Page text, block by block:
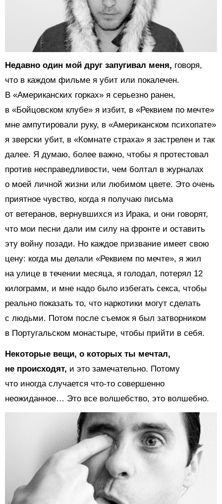
Недавно один мой друг запугивал меня, говоря,
что в каждом фильме я убит или покалечен.
В «Американских горках» я серьезно ранен,
в «Бойцовском клубе» я избит, в «Реквием по мечте»
мне ампутировали руку, в «Американском психопате»
я зверски убит, в «Комнате страха» я застрелен и так
далее. Я думаю, более важно, чтобы я протестовал
против несправедливости, чем болтал в журналах
о моей личной жизни или любимом цвете. Это очень
приятное чувство, когда я получаю письма
от ветеранов, вернувшихся из Ирака, и они говорят,
что мои песни дали им силу на фронте и оставить
эту войну позади. Но каждое призвание имеет свою
цену: когда мы делали «Реквием по мечте», я жил
на улице в течении месяца, я голодал, потерял 12
килограмм, и мне надо было избегать секса, чтобы
реально показать то, что наркотики могут сделать
с людьми. Потом после съемок я был затворником
в Португальском монастыре, чтобы прийти в себя.
Некоторые вещи, о которых ты мечтал,
не происходят, и это замечательно. Потому
что иногда случается что-то совершенно
неожиданное… Это все волшебство, это волшебно.